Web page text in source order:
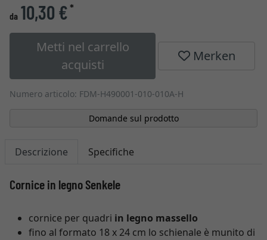
da 10,30 €*
Metti nel carrello
acquisti
Merken
Numero articolo: FDM-H490001-010-010A-H
Domande sul prodotto
Descrizione Specifiche
Cornice in legno Senkele
cornice per quadri in legno massello
fino al formato 18 x 24 cm lo schienale è munito di